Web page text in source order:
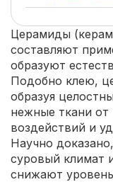
Церамиды
составляют
образуют
Подобно клею,
образуя
нежные ткани от
воздействий и
Научно
суровый климат
снижают